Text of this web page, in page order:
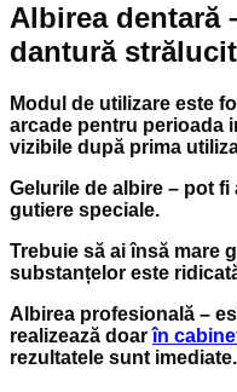
Albirea dentară
dantură
Modul de utilizare este
arcade pentru perioada
vizibile după prima
Gelurile de albire – pot fi
gutiere speciale.
Trebuie să ai însă mare
substanțelor este
Albirea profesională –
realizează doarîn
rezultatele sunt imediate.